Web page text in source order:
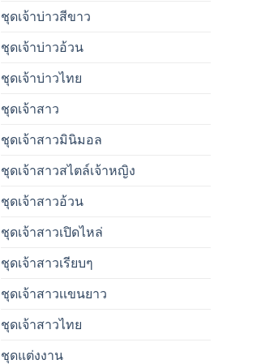
ชุดเจ้าบ่าวสีขาว
ชุดเจ้าบ่าวอ้วน
ชุดเจ้าบ่าวไทย
ชุดเจ้าสาว
ชุดเจ้าสาวมินิมอล
ชุดเจ้าสาวสไตล์เจ้าหญิง
ชุดเจ้าสาวอ้วน
ชุดเจ้าสาวเปิดไหล่
ชุดเจ้าสาวเรียบๆ
ชุดเจ้าสาวเเขนยาว
ชุดเจ้าสาวไทย
ชุดแต่งงาน